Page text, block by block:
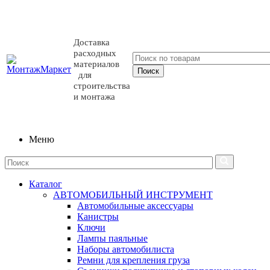
Доставка
расходных
материалов
для
строительства
и монтажа
Меню
Каталог
АВТОМОБИЛЬНЫЙ ИНСТРУМЕНТ
Автомобильные аксессуары
Канистры
Ключи
Лампы паяльные
Наборы автомобилиста
Ремни для крепления груза